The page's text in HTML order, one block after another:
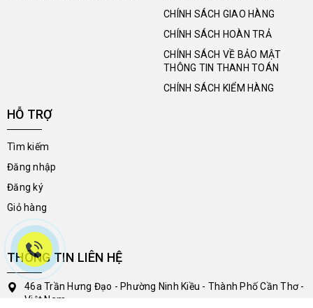
CHÍNH SÁCH GIAO HÀNG
CHÍNH SÁCH HOÀN TRẢ
CHÍNH SÁCH VỀ BẢO MẬT
THÔNG TIN THANH TOÁN
CHÍNH SÁCH KIỂM HÀNG
HỖ TRỢ
Tìm kiếm
Đăng nhập
Đăng ký
Giỏ hàng
THÔNG TIN LIÊN HỆ
46a Trần Hưng Đạo - Phường Ninh Kiều - Thành Phố Cần Thơ -
Việt Nam